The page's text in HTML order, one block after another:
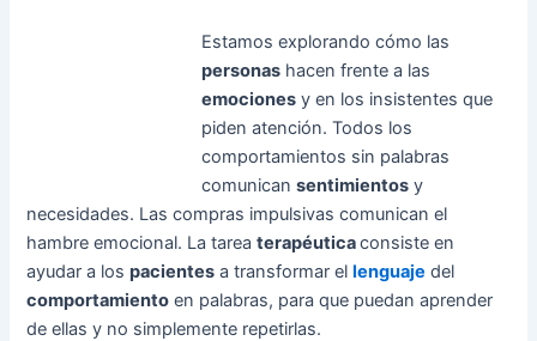
Estamos explorando cómo las
personas hacen frente a las
emociones y en los insistentes que
piden atención. Todos los
comportamientos sin palabras
comunicansentimientos y
necesidades. Las compras impulsivas comunican el
hambre emocional. La tareaterapéuticaconsiste en
ayudar a lospacientes a transformar ellenguaje del
comportamiento en palabras, para que puedan aprender
de ellas y no simplemente repetirlas.